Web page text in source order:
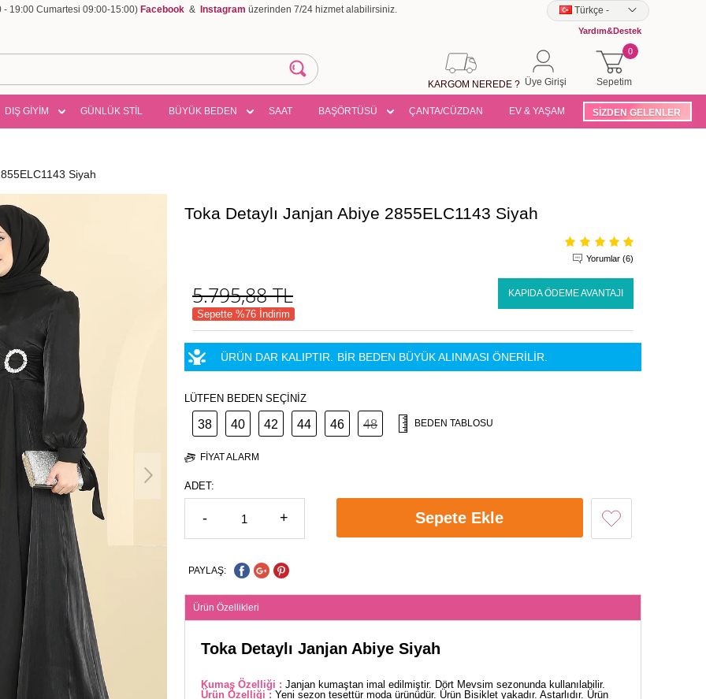
19:00 Cumartesi 09:00-15:00) Facebook & Instagram üzerinden 7/24 hizmet alabilirsiniz. Türkçe -
Yardım&Destek
Sepetim
0
Üye Girişi
KARGOM NEREDE ?
DIŞ GİYİM GÜNLÜK STİL BÜYÜK BEDEN SAAT BAŞÖRTÜSÜ ÇANTA/CÜZDAN EV & YAŞAM SİZDEN GELENLER
Siyah
Toka Detaylı Janjan Abiye 2855ELC1143 Siyah
Yorumlar (6)
5.795,88TL KAPIDA ÖDEME AVANTAJI
Sepette %76 İndirim
ÜRÜN DAR KALIPTIR. BİR BEDEN BÜYÜK ALINMASI ÖNERİLİR.
LÜTFEN BEDEN SEÇİNİZ
38 40 42 44 46 48 BEDEN TABLOSU
FIYAT ALARM
ADET:
- + Sepete Ekle
PAYLAŞ:
Ürün Özellikleri
Toka Detaylı Janjan Abiye Siyah
Kumaş Özelliği : Janjan kumaştan imal edilmiştir. Dört Mevsim sezonunda kullanılabilir.
Ürün Özelliği : Yeni sezon tesettür moda ürünüdür. Ürün Bisiklet yakadır. Astarlıdır. Ürün